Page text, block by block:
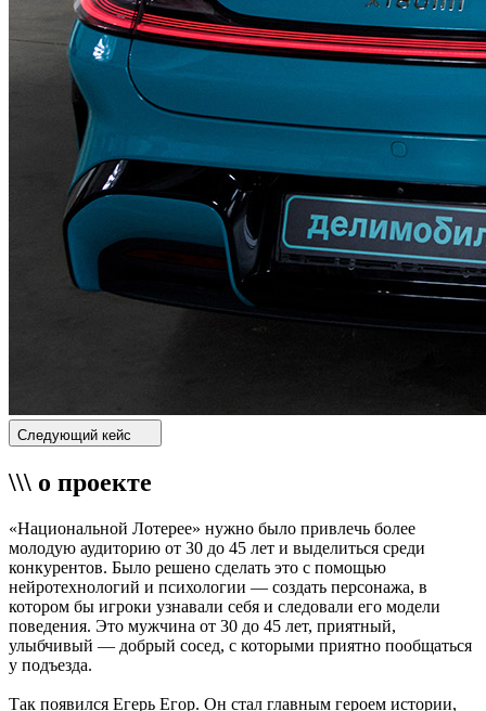
Следующий кейс
\\\ о проекте
«Национальной Лотерее» нужно было привлечь более
молодую аудиторию от 30 до 45 лет и выделиться среди
конкурентов. Было решено сделать это с помощью
нейротехнологий и психологии — создать персонажа, в
котором бы игроки узнавали себя и следовали его модели
поведения. Это мужчина от 30 до 45 лет, приятный,
улыбчивый — добрый сосед, с которыми приятно пообщаться
у подъезда.
Так появился Егерь Егор. Он стал главным героем истории,